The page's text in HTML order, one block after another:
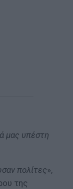
μας υπέστη
πολίτες»,
της